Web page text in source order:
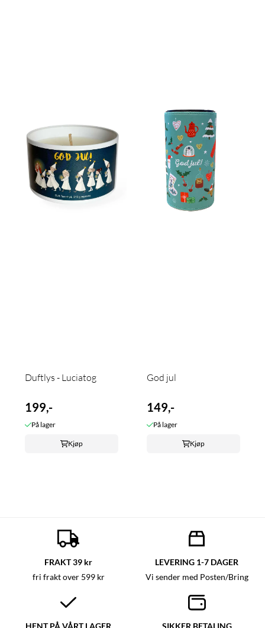
Duftlys - Luciatog
199,-
På lager
Kjøp
God jul
149,-
På lager
Kjøp
FRAKT 39 kr
fri frakt over 599 kr
LEVERING 1-7 DAGER
Vi sender med Posten/Bring